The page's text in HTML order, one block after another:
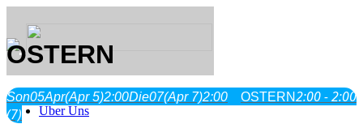
Über Uns
OSTERN
Son05Apr(Apr 5)2:00Die07(Apr 7)2:00 OSTERN2:00 - 2:00
(7)